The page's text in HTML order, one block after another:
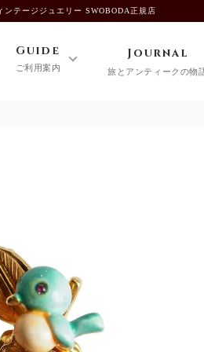
ンテージジュエリー SWOBODA正規店
Guide
ご利用案内
Journal
旅とアンティークの物